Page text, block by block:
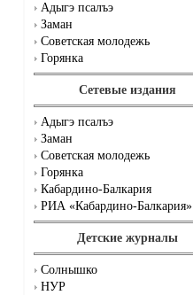
Адыгэ псалъэ
Заман
Советская молодежь
Горянка
Сетевые издания
Адыгэ псалъэ
Заман
Советская молодежь
Горянка
Кабардино-Балкария
РИА «Кабардино-Балкария»
Детские журналы
Солнышко
НУР